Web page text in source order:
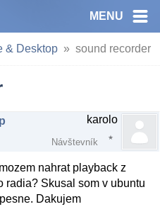
MENU
& Desktop sound recorder
karolo
Návštevník
nahrat playback z
radia? Skusal som v ubuntu
Dakujem